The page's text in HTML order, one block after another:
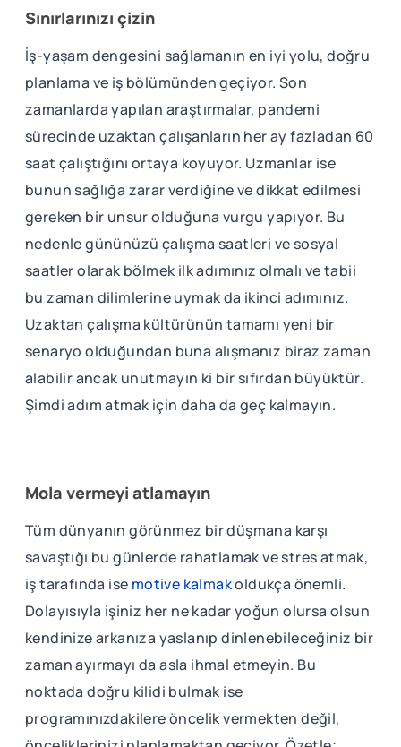
Sınırlarınızı çizin
İş-yaşam dengesini sağlamanın en iyi yolu, doğru
planlama ve iş bölümünden geçiyor. Son
zamanlarda yapılan araştırmalar, pandemi
sürecinde uzaktan çalışanların her ay fazladan 60
saat çalıştığını ortaya koyuyor. Uzmanlar ise
bunun sağlığa zarar verdiğine ve dikkat edilmesi
gereken bir unsur olduğuna vurgu yapıyor. Bu
nedenle gününüzü çalışma saatleri ve sosyal
saatler olarak bölmek ilk adımınız olmalı ve tabii
bu zaman dilimlerine uymak da ikinci adımınız.
Uzaktan çalışma kültürünün tamamı yeni bir
senaryo olduğundan buna alışmanız biraz zaman
alabilir ancak unutmayın ki bir sıfırdan büyüktür.
Şimdi adım atmak için daha da geç kalmayın.
Mola vermeyi atlamayın
Tüm dünyanın görünmez bir düşmana karşı
savaştığı bu günlerde rahatlamak ve stres atmak,
iş tarafında ise motive kalmakoldukça önemli.
Dolayısıyla işiniz her ne kadar yoğun olursa olsun
kendinize arkanıza yaslanıp dinlenebileceğiniz bir
zaman ayırmayı da asla ihmal etmeyin. Bu
noktada doğru kilidi bulmak ise
programınızdakilere öncelik vermekten değil,